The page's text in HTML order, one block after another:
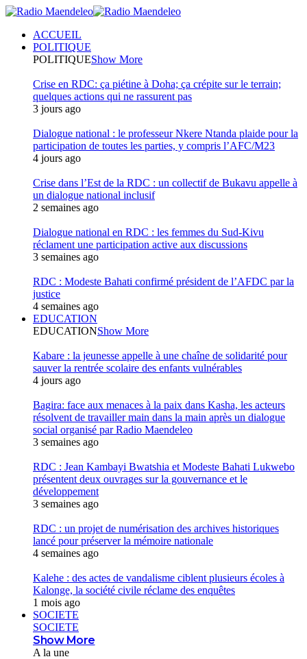
ACCUEIL
POLITIQUE
POLITIQUEShow More
Crise en RDC: ça piétine à Doha; ça crépite sur le terrain;
quelques actions qui ne rassurent pas
3 jours ago
Dialogue national : le professeur Nkere Ntanda plaide pour la
participation de toutes les parties, y compris l’AFC/M23
4 jours ago
Crise dans l’Est de la RDC : un collectif de Bukavu appelle à
un dialogue national inclusif
2 semaines ago
Dialogue national en RDC : les femmes du Sud-Kivu
réclament une participation active aux discussions
3 semaines ago
RDC : Modeste Bahati confirmé président de l’AFDC par la
justice
4 semaines ago
EDUCATION
EDUCATIONShow More
Kabare : la jeunesse appelle à une chaîne de solidarité pour
sauver la rentrée scolaire des enfants vulnérables
4 jours ago
Bagira: face aux menaces à la paix dans Kasha, les acteurs
résolvent de travailler main dans la main après un dialogue
social organisé par Radio Maendeleo
3 semaines ago
RDC : Jean Kambayi Bwatshia et Modeste Bahati Lukwebo
présentent deux ouvrages sur la gouvernance et le
développement
3 semaines ago
RDC : un projet de numérisation des archives historiques
lancé pour préserver la mémoire nationale
4 semaines ago
Kalehe : des actes de vandalisme ciblent plusieurs écoles à
Kalonge, la société civile réclame des enquêtes
1 mois ago
SOCIETE
SOCIETE
Show More
A la une